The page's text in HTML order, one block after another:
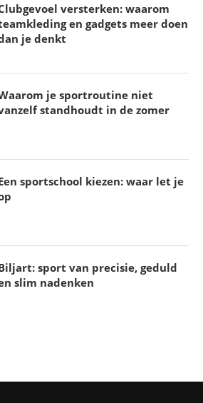
versterken: waarom
en gadgets meer doen
je denkt
je sportroutine niet
standhoudt in de zomer
sportschool kiezen: waar let je
sport van precisie, geduld
slim nadenken